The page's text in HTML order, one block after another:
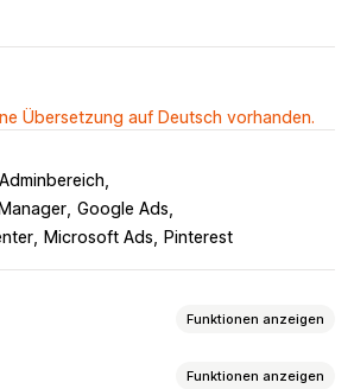
Übersetzung auf Deutsch vorhanden.
Google Ads
Microsoft Ads Pinterest
Funktionen anzeigen
Funktionen anzeigen